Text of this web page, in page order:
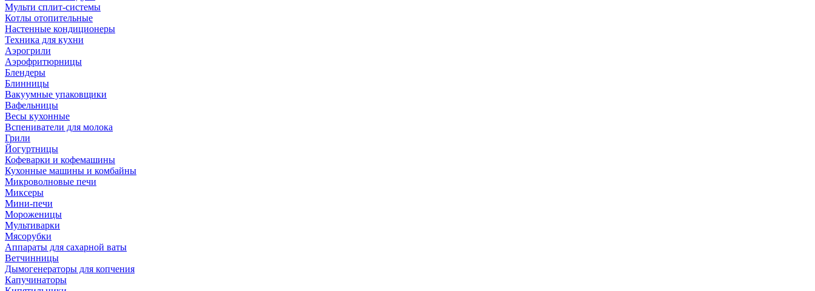
Мульти сплит-системы
Котлы отопительные
Настенные кондиционеры
Техника для кухни
Аэрогрили
Аэрофритюрницы
Блендеры
Блинницы
Вакуумные упаковщики
Вафельницы
Весы кухонные
Вспениватели для молока
Грили
Йогуртницы
Кофеварки и кофемашины
Кухонные машины и комбайны
Микроволновые печи
Миксеры
Мини-печи
Мороженицы
Мультиварки
Мясорубки
Аппараты для сахарной ваты
Ветчинницы
Дымогенераторы для копчения
Капучинаторы